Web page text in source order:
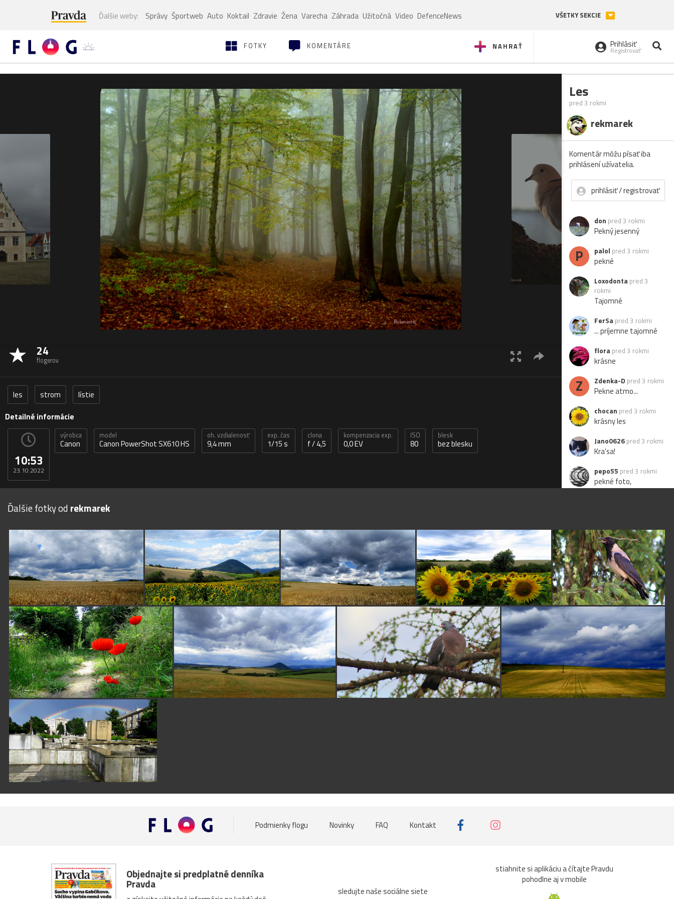
Ďalšie weby: Správy Športweb Auto Koktail Zdravie Žena Varecha Záhrada Užitočná Video DefenceNews VŠETKY SEKCIE
NAHRAŤ
FOTKY KOMENTÁRE Prihlásiť
Registrovať
24
flogerov
les strom
lístie
Detailné informácie
10:53
23.10.2022
výrobca
Canon
model
Canon PowerShot SX610 HS
oh. vzdialenosť
9,4 mm
exp. čas
1/15 s
clona
f / 4,5
kompenzacia exp.
0,0 EV
ISO
80
blesk
bez blesku
Les
pred 3 rokmi
rekmarek
Komentár môžu písať iba
prihlásení užívatelia.
prihlásiť / registrovať
don pred 3 rokmi
Pekný jesenný
P palol pred 3 rokmi
pekné
Loxodonta pred 3
rokmi
Tajomné
FerSa pred 3 rokmi
... príjemne tajomné
flora pred 3 rokmi
krásne
Z Zdenka-D pred 3 rokmi
Pekne atmo...
chocan pred 3 rokmi
krásny les
Jano0626 pred 3 rokmi
Kra'sa!
pepo55 pred 3 rokmi
pekné foto,
vyvážená kompozícia
Ďalšie fotky od rekmarek
Podmienky flogu Novinky FAQ Kontakt
Objednajte si predplatné denníka
Pravda
sledujte naše sociálne siete
stiahnite si aplikáciu a čítajte Pravdu
pohodlne aj v mobile